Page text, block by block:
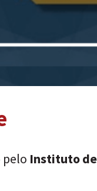
pelo Instituto